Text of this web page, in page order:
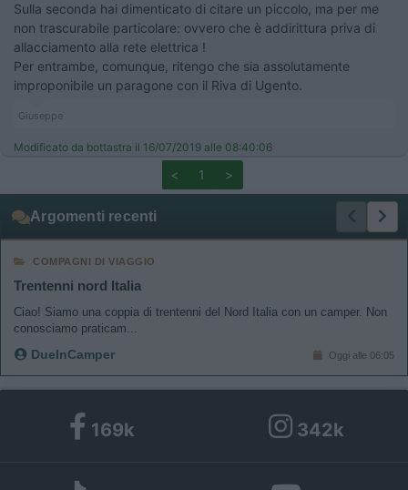
Sulla seconda hai dimenticato di citare un piccolo, ma per me
non trascurabile particolare: ovvero che è addirittura priva di
allacciamento alla rete elettrica !
Per entrambe, comunque, ritengo che sia assolutamente
improponibile un paragone con il Riva di Ugento.
Giuseppe
Modificato da bottastra il 16/07/2019 alle 08:40:06
< 1 >
Argomenti recenti
COMPAGNI DI VIAGGIO
Trentenni nord Italia
Ciao! Siamo una coppia di trentenni del Nord Italia con un camper. Non
conosciamo praticam...
DueInCamper Oggi alle 06:05
169k 342k